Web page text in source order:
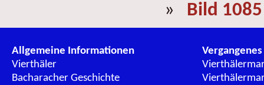
» Bild 1085
Allgemeine Informationen
Vierthäler
Bacharacher Geschichte
Vergangenes